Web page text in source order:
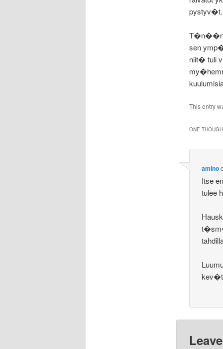
pystyv�t.
T�n��n
sen
niit� tuli
This entry
ONE
amino
Itse
tulee